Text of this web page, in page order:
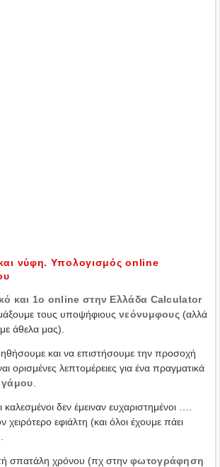
νύφη. Υπολογισμός online
και 1ο online στην Ελλάδα Calculator
τους υποψήφιους νεόνυμφους (αλλά
άθελα μας).
και να επιστήσουμε την προσοχή
ορισμένες λεπτομέρειες για ένα πραγματικά
γάμου
δεν έμειναν ευχαριστημένοι ….
χειρότερο εφιάλτη (και όλοι έχουμε πάει
σπατάλη χρόνου (πχ στην φωτογράφηση